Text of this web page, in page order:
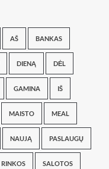
AŠ BANKAS
DIENĄ DĖL
GAMINA IŠ
MAISTO MEAL
NAUJĄ PASLAUGŲ
RINKOS SALOTOS